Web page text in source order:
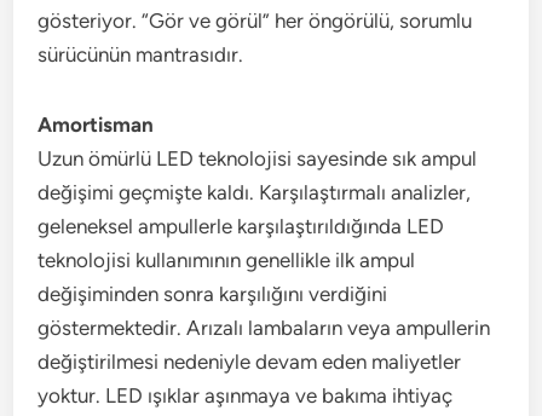
gösteriyor. “Gör ve görül” her öngörülü, sorumlu
sürücünün mantrasıdır.
Amortisman
Uzun ömürlü LED teknolojisi sayesinde sık ampul
değişimi geçmişte kaldı. Karşılaştırmalı analizler,
geleneksel ampullerle karşılaştırıldığında LED
teknolojisi kullanımının genellikle ilk ampul
değişiminden sonra karşılığını verdiğini
göstermektedir. Arızalı lambaların veya ampullerin
değiştirilmesi nedeniyle devam eden maliyetler
yoktur. LED ışıklar aşınmaya ve bakıma ihtiyaç